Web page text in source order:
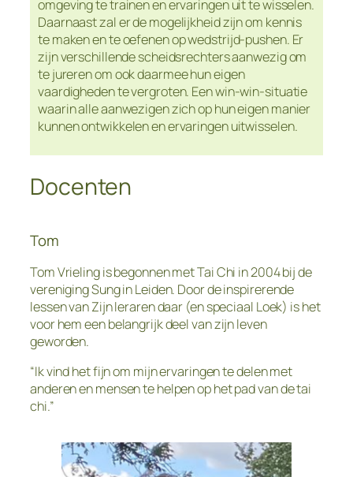
omgeving te trainen en ervaringen uit te wisselen.
Daarnaast zal er de mogelijkheid zijn om kennis
te maken en te oefenen op wedstrijd-pushen. Er
zijn verschillende scheidsrechters aanwezig om
te jureren om ook daarmee hun eigen
vaardigheden te vergroten. Een win-win-situatie
waarin alle aanwezigen zich op hun eigen manier
kunnen ontwikkelen en ervaringen uitwisselen.
Docenten
Tom
Tom Vrieling is begonnen met Tai Chi in 2004 bij de
vereniging Sung in Leiden. Door de inspirerende
lessen van Zijn leraren daar (en speciaal Loek) is het
voor hem een belangrijk deel van zijn leven
geworden.
“Ik vind het fijn om mijn ervaringen te delen met
anderen en mensen te helpen op het pad van de tai
chi.”